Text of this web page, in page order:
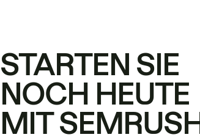
STARTEN SIE
NOCH HEUTE
MIT